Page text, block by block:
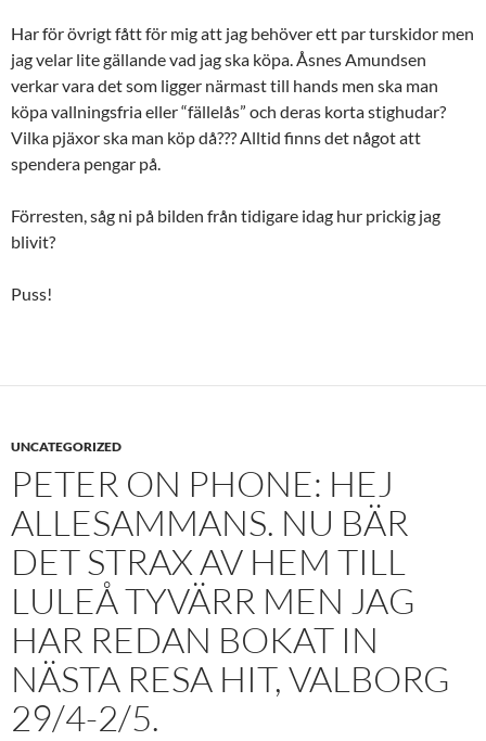
Har för övrigt fått för mig att jag behöver ett par turskidor men
jag velar lite gällande vad jag ska köpa. Åsnes Amundsen
verkar vara det som ligger närmast till hands men ska man
köpa vallningsfria eller “fällelås” och deras korta stighudar?
Vilka pjäxor ska man köp då??? Alltid finns det något att
spendera pengar på.
Förresten, såg ni på bilden från tidigare idag hur prickig jag
blivit?
Puss!
UNCATEGORIZED
PETER ON PHONE: HEJ
ALLESAMMANS. NU BÄR
DET STRAX AV HEM TILL
LULEÅ TYVÄRR MEN JAG
HAR REDAN BOKAT IN
NÄSTA RESA HIT, VALBORG
29/4-2/5.